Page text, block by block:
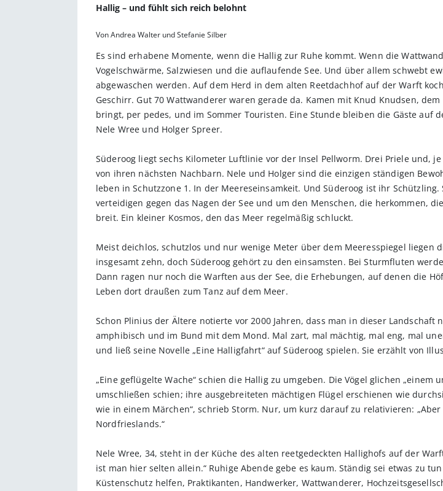
Hallig – und fühlt sich reich belohnt
Von Andrea Walter und Stefanie Silber
Es sind erhabene Momente, wenn die Hallig zur Ruhe kommt. Wenn die
Vogelschwärme, Salzwiesen und die auflaufende See. Und über allem schwebt
abgewaschen werden. Auf dem Herd in dem alten Reetdachhof auf der Warft
Geschirr. Gut 70 Wattwanderer waren gerade da. Kamen mit Knud Knudsen,
bringt, per pedes, und im Sommer Touristen. Eine Stunde bleiben die Gäste auf
Nele Wree und Holger Spreer.
Süderoog liegt sechs Kilometer Luftlinie vor der Insel Pellworm. Drei Priele und,
von ihren nächsten Nachbarn. Nele und Holger sind die einzigen ständigen
leben in Schutzzone 1. In der Meereseinsamkeit. Und Süderoog ist ihr
verteidigen gegen das Nagen der See und um den Menschen, die herkommen,
breit. Ein kleiner Kosmos, den das Meer regelmäßig schluckt.
Meist deichlos, schutzlos und nur wenige Meter über dem Meeresspiegel liegen
insgesamt zehn, doch Süderoog gehört zu den einsamsten. Bei Sturmfluten
Dann ragen nur noch die Warften aus der See, die Erhebungen, auf denen die
Leben dort draußen zum Tanz auf dem Meer.
Schon Plinius der Ältere notierte vor 2000 Jahren, dass man in dieser Landschaft
amphibisch und im Bund mit dem Mond. Mal zart, mal mächtig, mal eng, mal
und ließ seine Novelle „Eine Halligfahrt“ auf Süderoog spielen. Sie erzählt von
„Eine geflügelte Wache“ schien die Hallig zu umgeben. Die Vögel glichen
umschließen schien; ihre ausgebreiteten mächtigen Flügel erschienen wie
wie in einem Märchen“, schrieb Storm. Nur, um kurz darauf zu relativieren:
Nordfrieslands.“
Nele Wree, 34, steht in der Küche des alten reetgedeckten Hallighofs auf der
ist man hier selten allein.“ Ruhige Abende gebe es kaum. Ständig sei etwas zu
Küstenschutz helfen, Praktikanten, Handwerker, Wattwanderer,